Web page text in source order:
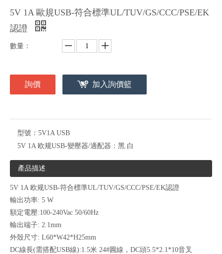
5V 1A 歐規USB-符合標準UL/TUV/GS/CCC/PSE/EK
認證
數量：
詢價 加入詢價籃
型號： 5V1A USB
5V 1A 欧规USB-變壓器/適配器： 黑.白
產品描述
5V 1A 欧规USB-符合標準UL/TUV/GS/CCC/PSE/EK認證
輸出功率: 5 W
額定電壓:100-240Vac 50/60Hz
輸出端子: 2.1mm
外殼尺寸: L60*W42*H25mm
DC線長(需搭配USB線):1.5米 24#圓線，DC頭5.5*2.1*10音叉